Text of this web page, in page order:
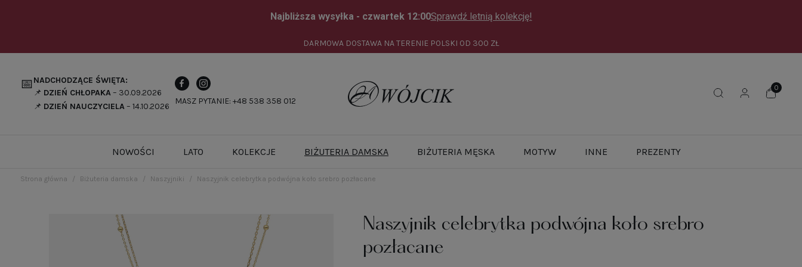
DARMOWA DOSTAWA NA TERENIE POLSKI OD 300 ZŁ
📅NADCHODZĄCE ŚWIĘTA:
📌 DZIEŃ CHŁOPAKA– 30.09.2026
📌 DZIEŃ NAUCZYCIELA– 14.10.2026
MASZ PYTANIE: +48 538 358 012
NOWOŚCI LATO KOLEKCJE BIŻUTERIA DAMSKA BIŻUTERIA MĘSKA MOTYW INNE PREZENTY
Strona główna Biżuteria damska Naszyjniki Naszyjnik celebrytka podwójna koło srebro pozłacane
Naszyjnik celebrytka podwójna koło srebro
pozłacane